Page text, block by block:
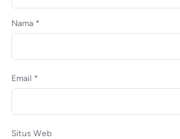
Nama *
Email *
Situs Web